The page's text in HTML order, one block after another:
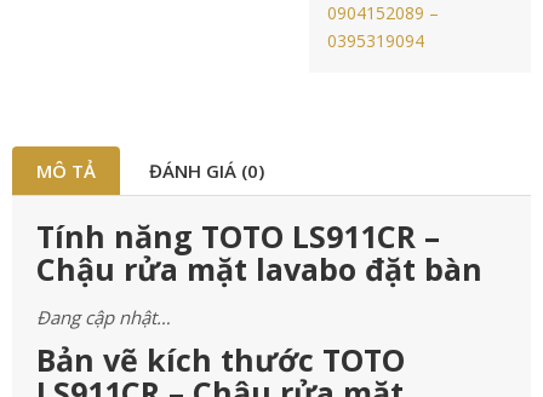
0904152089 –
0395319094
MÔ TẢ ĐÁNH GIÁ (0)
Tính năng TOTO LS911CR –
Chậu rửa mặt lavabo đặt bàn
Đang cập nhật…
Bản vẽ kích thước TOTO